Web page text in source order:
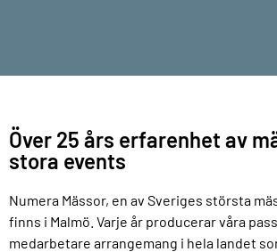
Över 25 års erfarenhet av
stora events
Numera Mässor, en av Sveriges största
finns i Malmö. Varje år producerar våra
medarbetare arrangemang i hela landet